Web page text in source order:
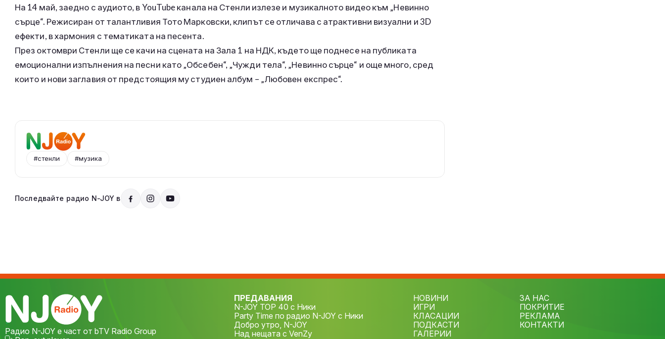
На 14 май, заедно с аудиото, в YouTube канала на Стенли излезе и музикалното видео към „Невинно
сърце“. Режисиран от талантливия Тото Марковски, клипът се отличава с атрактивни визуални и 3D
ефекти, в хармония с тематиката на песента.
През октомври Стенли ще се качи на сцената на Зала 1 на НДК, където ще поднесе на публиката
емоционални изпълнения на песни като „Обсебен“, „Чужди тела“, „Невинно сърце“ и още много, сред
които и нови заглавия от предстоящия му студиен албум – „Любовен експрес“.
#стенли #музика
Последвайте радио N-JOY в
Радио N-JOY е част от bTV Radio Group
ПРЕДАВАНИЯ
N-JOY TOP 40 с Ники
Party Time по радио N-JOY с Ники
Добро утро, N-JOY
Над нещата с VenZy
НОВИНИ
ИГРИ
КЛАСАЦИИ
ПОДКАСТИ
ГАЛЕРИИ
ЗА НАС
ПОКРИТИЕ
РЕКЛАМА
КОНТАКТИ